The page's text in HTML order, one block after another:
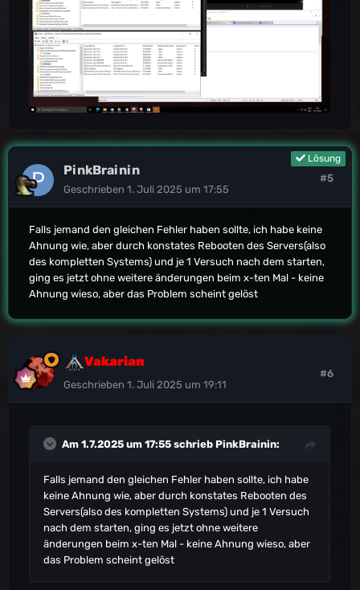
Lösung
PinkBrainin
Geschrieben 1. Juli 2025 um 17:55
#5
Falls jemand den gleichen Fehler haben sollte, ich habe keine
Ahnung wie, aber durch konstates Rebooten des Servers(also
des kompletten Systems) und je 1 Versuch nach dem starten,
ging es jetzt ohne weitere änderungen beim x-ten Mal - keine
Ahnung wieso, aber das Problem scheint gelöst
Vakarian
Geschrieben 1. Juli 2025 um 19:11
#6
Am 1.7.2025 um 17:55 schrieb PinkBrainin:
Falls jemand den gleichen Fehler haben sollte, ich habe
keine Ahnung wie, aber durch konstates Rebooten des
Servers(also des kompletten Systems) und je 1 Versuch
nach dem starten, ging es jetzt ohne weitere
änderungen beim x-ten Mal - keine Ahnung wieso, aber
das Problem scheint gelöst